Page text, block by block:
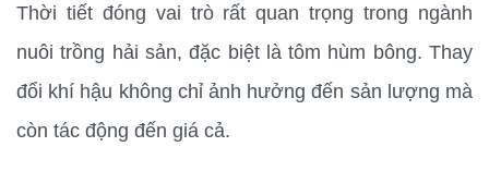
Thời tiết đóng vai trò rất quan trọng trong ngành
nuôi trồng hải sản, đặc biệt là tôm hùm bông. Thay
đổi khí hậu không chỉ ảnh hưởng đến sản lượng mà
còn tác động đến giá cả.